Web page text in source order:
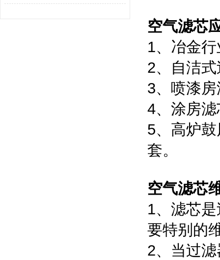
空气滤芯
1、冶金
2、自洁
3、喷漆
4、涂房
5、高炉
套。
空气滤芯
1、滤芯
要特别的
2、当过